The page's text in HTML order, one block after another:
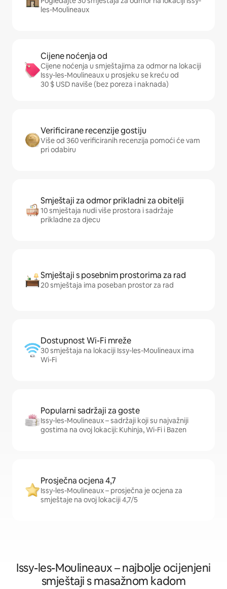
les-Moulineaux
Cijene noćenja od
Cijene noćenja u smještajima za odmor na lokaciji
Issy-les-Moulineaux u prosjeku se kreću od
30 $ USD naviše (bez poreza i naknada)
Verificirane recenzije gostiju
Više od 360 verificiranih recenzija pomoći će vam
pri odabiru
Smještaji za odmor prikladni za obitelji
10 smještaja nudi više prostora i sadržaje
prikladne za djecu
Smještaji s posebnim prostorima za rad
20 smještaja ima poseban prostor za rad
Dostupnost Wi-Fi mreže
30 smještaja na lokaciji Issy-les-Moulineaux ima
Wi-Fi
Popularni sadržaji za goste
Issy-les-Moulineaux – sadržaji koji su najvažniji
gostima na ovoj lokaciji: Kuhinja, Wi-Fi i Bazen
Prosječna ocjena 4,7
Issy-les-Moulineaux – prosječna je ocjena za
smještaje na ovoj lokaciji 4,7/5
Issy-les-Moulineaux – najbolje ocijenjeni
smještaji s masažnom kadom